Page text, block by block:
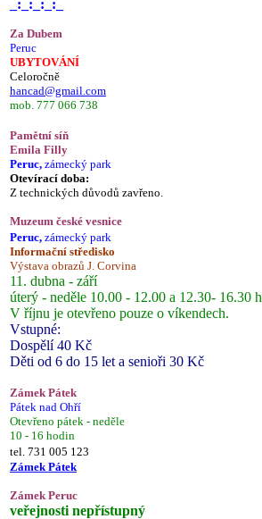
_:_:_:_:_
Za Dubem
Peruc
UBYTOVÁNÍ
Celoročně
hancad@gmail.com
mob. 777 066 738
Pamětní síň
Emila Filly
Peruc, zámecký park
Otevírací doba:
Z technických důvodů zavřeno.
Muzeum české vesnice
Peruc, zámecký park
Informační středisko
Výstava obrazů J. Corvina
11. dubna - září
úterý - neděle 10.00 - 12.00 a 12.30- 16.30
V říjnu je otevřeno pouze o víkendech.
Vstupné:
Dospělí 40 Kč
Děti od 6 do 15 let a senioři 30 Kč
Zámek Pátek
Pátek nad Ohří
Otevřeno pátek - neděle
10 - 16 hodin
tel. 731 005 123
Zámek Pátek
Zámek Peruc
veřejnosti nepřístupný